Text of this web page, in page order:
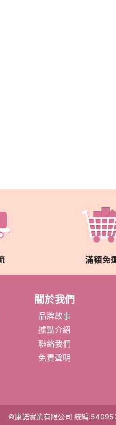
滿額免
關於我們
品牌故事
據點介紹
聯絡我們
免責聲明
©康諾實業有限公司統編